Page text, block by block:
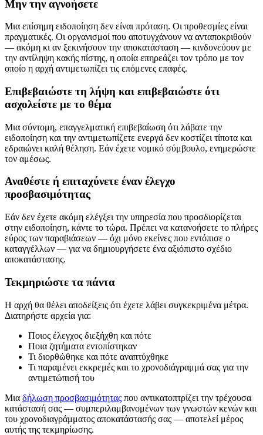
Μην την αγνοήσετε
Μια επίσημη ειδοποίηση δεν είναι πρόταση. Οι προθεσμίες είναι
πραγματικές. Οι οργανισμοί που αποτυγχάνουν να ανταποκριθούν
— ακόμη κι αν ξεκινήσουν την αποκατάσταση — κινδυνεύουν με
την αντίληψη κακής πίστης, η οποία επηρεάζει τον τρόπο με τον
οποίο η αρχή αντιμετωπίζει τις επόμενες επαφές.
Επιβεβαιώστε τη λήψη και επιβεβαιώστε ότι
ασχολείστε με το θέμα
Μια σύντομη, επαγγελματική επιβεβαίωση ότι λάβατε την
ειδοποίηση και την αντιμετωπίζετε ενεργά δεν κοστίζει τίποτα και
εδραιώνει καλή θέληση. Εάν έχετε νομικό σύμβουλο, ενημερώστε
τον αμέσως.
Αναθέστε ή επιταχύνετε έναν έλεγχο
προσβασιμότητας
Εάν δεν έχετε ακόμη ελέγξει την υπηρεσία που προσδιορίζεται
στην ειδοποίηση, κάντε το τώρα. Πρέπει να κατανοήσετε το πλήρες
εύρος των παραβιάσεων — όχι μόνο εκείνες που εντόπισε ο
καταγγέλλων — για να δημιουργήσετε ένα αξιόπιστο σχέδιο
αποκατάστασης.
Τεκμηριώστε τα πάντα
Η αρχή θα θέλει αποδείξεις ότι έχετε λάβει συγκεκριμένα μέτρα.
Διατηρήστε αρχεία για:
Ποιος έλεγχος διεξήχθη και πότε
Ποια ζητήματα εντοπίστηκαν
Τι διορθώθηκε και πότε αναπτύχθηκε
Τι παραμένει εκκρεμές και το χρονοδιάγραμμά σας για την
αντιμετώπισή του
Μια δήλωση προσβασιμότητας που αντικατοπτρίζει την τρέχουσα
κατάστασή σας — συμπεριλαμβανομένων των γνωστών κενών και
του χρονοδιαγράμματος αποκατάστασής σας — αποτελεί μέρος
αυτής της τεκμηρίωσης.